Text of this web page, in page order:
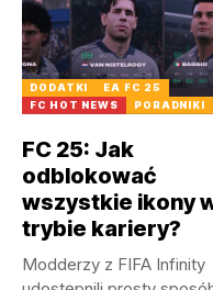
DODATKI
EA FC 25
FC HOT NEWS
PORADNIKI
FC 25: Jak
odblokować
wszystkie ikony
trybie kariery?
Modderzy z FIFA Infinity